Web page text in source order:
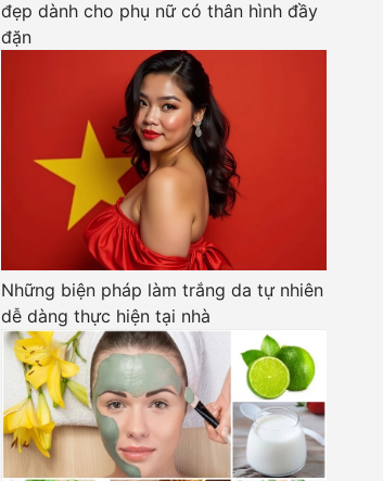
đẹp dành cho phụ nữ có thân hình đầy
đặn
Những biện pháp làm trắng da tự nhiên
dễ dàng thực hiện tại nhà